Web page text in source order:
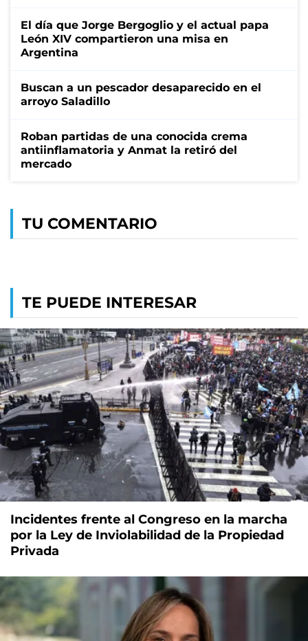
El día que Jorge Bergoglio y el actual papa
León XIV compartieron una misa en
Argentina
Buscan a un pescador desaparecido en el
arroyo Saladillo
Roban partidas de una conocida crema
antiinflamatoria y Anmat la retiró del
mercado
TU COMENTARIO
TE PUEDE INTERESAR
Incidentes frente al Congreso en la marcha
por la Ley de Inviolabilidad de la Propiedad
Privada